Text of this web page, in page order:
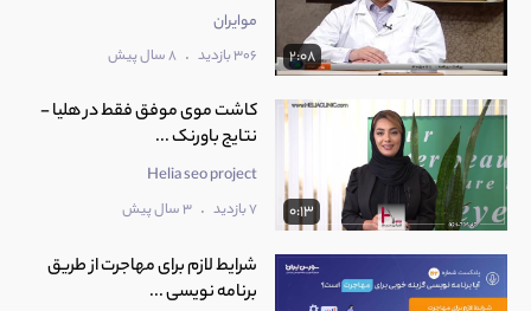
2:08
موایران
306 بازدید . 8 سال پیش
0:13
کاشت موی موفق فقط در هلیا -
نتایج باورنک ...
Helia seo project
7 بازدید . 3 سال پیش
شرایط لازم برای مهاجرت از طریق
برنامه نویسی ...